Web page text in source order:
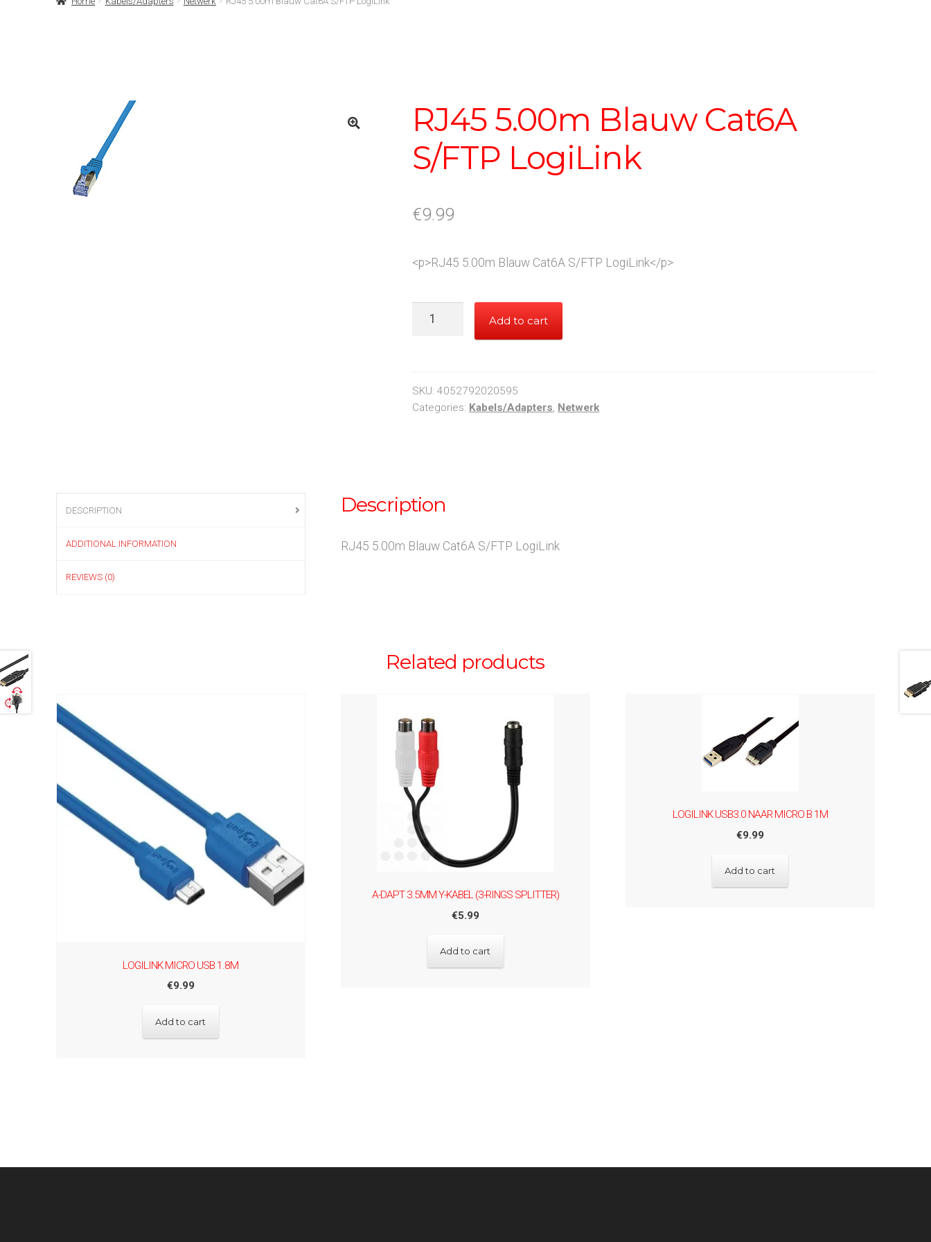
RJ45 5.00m Blauw Cat6A
S/FTP LogiLink
€9.99
<p>RJ45 5.00m Blauw Cat6A S/FTP LogiLink</p>
RJ45
S/FTP
LogiLink
Add to cart
SKU: 4052792020595
Categories: Kabels/Adapters, Netwerk
DESCRIPTION
ADDITIONAL INFORMATION
REVIEWS (0)
Description
RJ45 5.00m Blauw Cat6A S/FTP LogiLink
Related products
LOGILINK MICRO USB 1.8M
€9.99
Add to cart
A-DAPT 3.5MM Y-KABEL (3-RINGS SPLITTER)
€5.99
Add to cart
LOGILINK USB3.0 NAAR MICRO B 1M
€9.99
Add to cart